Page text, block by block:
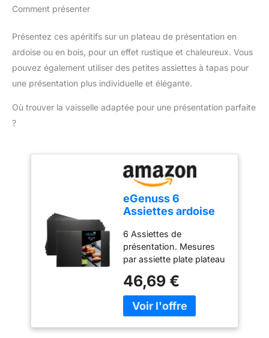
Comment présenter
Présentez ces apéritifs sur un plateau de présentation en
ardoise ou en bois, pour un effet rustique et chaleureux. Vous
pouvez également utiliser des petites assiettes à tapas pour
une présentation plus individuelle et élégante.
Où trouver la vaisselle adaptée pour une présentation parfaite
?
eGenuss 6
Assiettes ardoise
plateau de service
assiettes
rectangulaires
assiettes plates
plateau fromage
ardoise assiettes
noires 30x20 cm
6 Assiettes de
présentation. Mesures
par assiette plate plateau
largeur 20 cm, épaisseur
0,5 cm. Assiette ardoise
rectangulaire ardoise de
46,69 €